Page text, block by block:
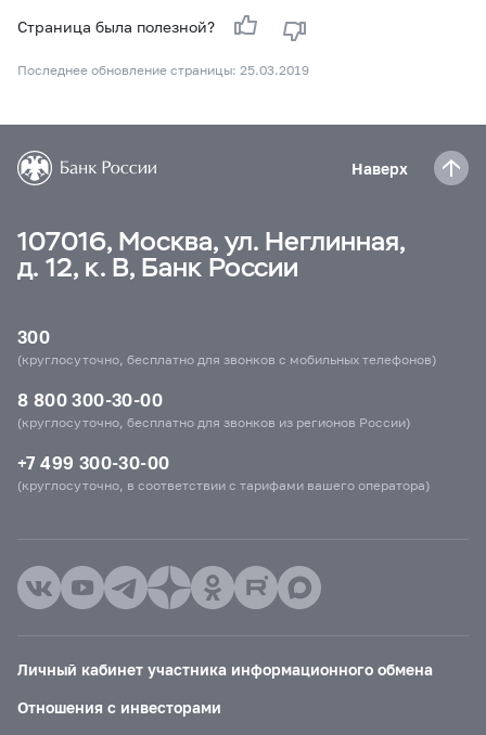
Страница была полезной?
Последнее обновление страницы: 25.03.2019
Наверх
107016, Москва, ул. Неглинная,
д. 12, к. В, Банк России
300
(круглосуточно, бесплатно для звонков с мобильных телефонов)
8 800 300-30-00
(круглосуточно, бесплатно для звонков из регионов России)
+7 499 300-30-00
(круглосуточно, в соответствии с тарифами вашего оператора)
Личный кабинет участника информационного обмена
Отношения с инвесторами